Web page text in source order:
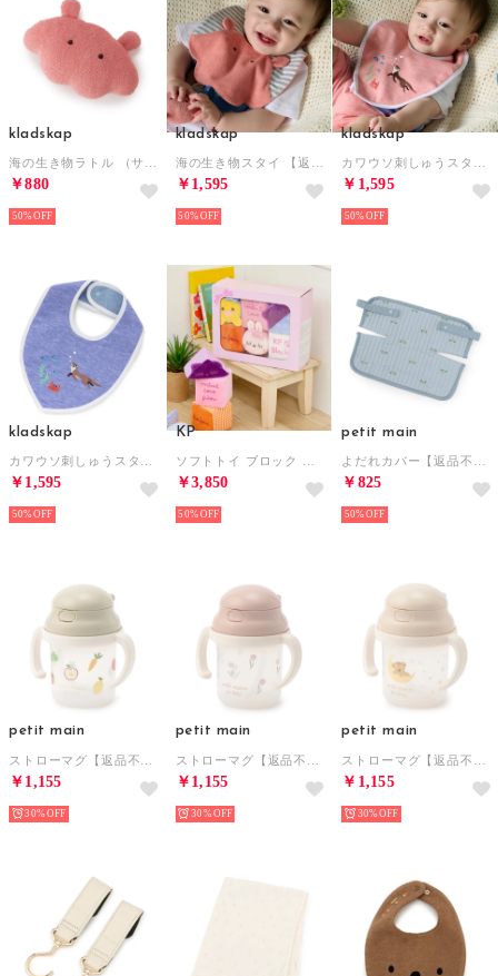
kladskap
￥880
50%
kladskap
￥1,595
50%
kladskap
￥1,595
50%
kladskap
￥1,595
50%
KP
￥3,850
50%
petit main
￥825
50%
petit main
￥1,155
30%
petit main
￥1,155
30%
petit main
￥1,155
30%